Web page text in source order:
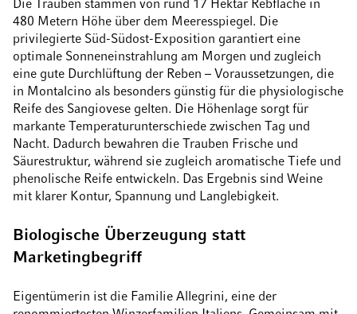
Die Trauben stammen von rund 17 Hektar Rebfläche in
480 Metern Höhe über dem Meeresspiegel. Die
privilegierte Süd-Südost-Exposition garantiert eine
optimale Sonneneinstrahlung am Morgen und zugleich
eine gute Durchlüftung der Reben – Voraussetzungen, die
in Montalcino als besonders günstig für die physiologische
Reife des Sangiovese gelten. Die Höhenlage sorgt für
markante Temperaturunterschiede zwischen Tag und
Nacht. Dadurch bewahren die Trauben Frische und
Säurestruktur, während sie zugleich aromatische Tiefe und
phenolische Reife entwickeln. Das Ergebnis sind Weine
mit klarer Kontur, Spannung und Langlebigkeit.
Biologische Überzeugung statt
Marketingbegriff
Eigentümerin ist die Familie Allegrini, eine der